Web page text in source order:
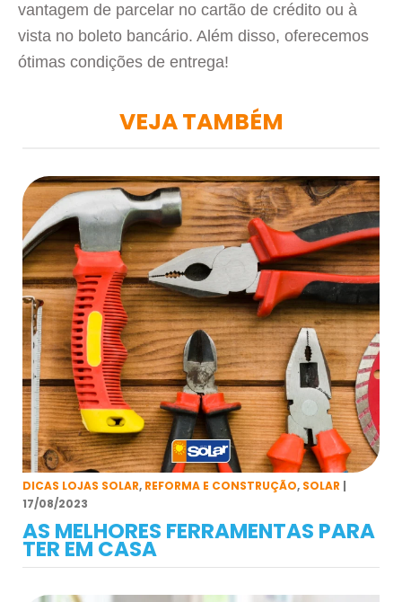
vantagem de parcelar no cartão de crédito ou à
vista no boleto bancário. Além disso, oferecemos
ótimas condições de entrega!
VEJA TAMBÉM
DICAS LOJAS SOLAR, REFORMA E CONSTRUÇÃO, SOLAR |
17/08/2023
AS MELHORES FERRAMENTAS PARA
TER EM CASA